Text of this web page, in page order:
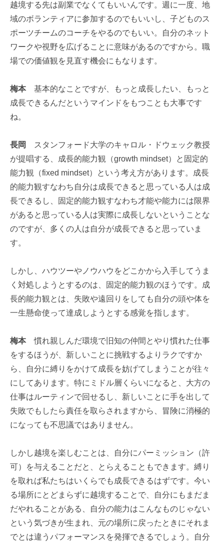
越境する先は副業でなくてもいいんです。週に一度、地
域のボランティアに参加するのでもいいし、子どものス
ポーツチームのコーチをやるのでもいい。自分のネット
ワークや視野を広げることに意味があるのですから。職
場での価値観を見直す機会にもなります。
梅本基本的なことですが、もっと成長したい、もっと
成長できるんだというマインドをもつことも大事です
ね。
長岡
スタンフォード大学のキャロル・ドウェック教授
が提唱する、成長的能力観（growth mindset）と固定的
能力観（fixed mindset）という考え方があります。成長
的能力観すなわち自分は成長できると思っている人は成
長できるし、固定的能力観すなわち才能や能力には限界
があると思っている人は実際に成長しないということな
のですが、多くの人は自分が成長できると思っていま
す。
しかし、ハウツーやノウハウをどこかから入手してうま
く対処しようとするのは、固定的能力観のほうです。成
長的能力観とは、失敗や遠回りをしても自分の頭や体を
一生懸命使って達成しようとする感覚を指します。
梅本慣れ親しんだ環境で旧知の仲間とやり慣れた仕事
をするほうが、新しいことに挑戦するよりラクですか
ら、自分に縛りをかけて成長を妨げてしまうことが往々
にしてあります。特にミドル層くらいになると、大方の
仕事はルーティンで回せるし、新しいことに手を出して
失敗でもしたら責任を取らされますから、冒険に消極的
になっても不思議ではありません。
しかし越境を楽しむことは、自分にパーミッション（許
可）を与えることだと、とらえることもできます。縛り
を取れば私たちはいくらでも成長できるはずです。今い
る場所にとどまらずに越境することで、自分にもまだま
だやれることがある、自分の能力はこんなものじゃない
という気づきが生まれ、元の場所に戻ったときにそれま
でとは違うパフォーマンスを発揮できるでしょう。自分